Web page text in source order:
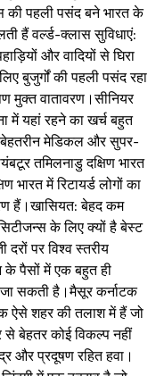
की पहली पसंद बने भारत के
हैं वर्ल्ड-क्लास सुविधाएं:​
और वादियों से घिरा
बुजुर्गों की पहली पसंद रहा
मुक्त वातावरण।सीनियर
में यहां रहने का खर्च बहुत
बेहतरीन मेडिकल और सुपर-
तमिलनाडु दक्षिण भारत
भारत में रिटायर्ड लोगों का
हैं।​खासियत: बेहद कम
के लिए क्यों है बेस्ट
पर विश्व स्तरीय
के पैसों में एक बहुत ही
सकती है।मैसूर कर्नाटक
ऐसे शहर की तलाश में हैं जो
बेहतर कोई विकल्प नहीं
और प्रदूषण रहित हवा।